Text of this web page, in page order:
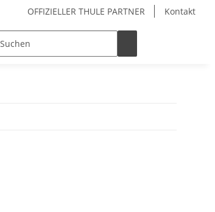
OFFIZIELLER THULE PARTNER Kontakt